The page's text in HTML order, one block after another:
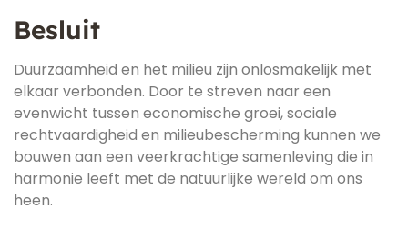
Besluit
Duurzaamheid en het milieu zijn onlosmakelijk met
elkaar verbonden. Door te streven naar een
evenwicht tussen economische groei, sociale
rechtvaardigheid en milieubescherming kunnen we
bouwen aan een veerkrachtige samenleving die in
harmonie leeft met de natuurlijke wereld om ons
heen.